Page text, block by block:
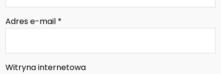
Adres e-mail *
Witryna internetowa